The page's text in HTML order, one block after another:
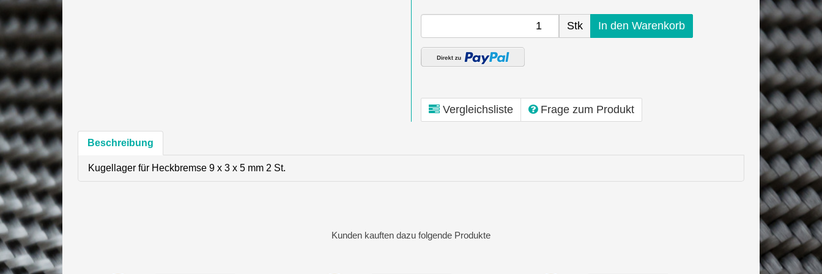
Stk In den Warenkorb
Vergleichsliste Frage zum Produkt
Beschreibung
Kugellager für Heckbremse 9 x 3 x 5 mm 2 St.
Kunden kauften dazu folgende Produkte